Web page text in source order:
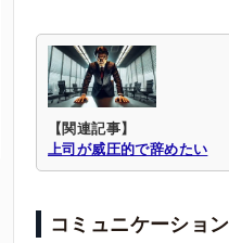
【関連記事】
上司が威圧的で辞めたい
コミュニケーショ